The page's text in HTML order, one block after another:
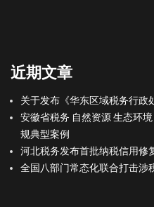
近期文章
关于发布《华东区域税务行政
安徽省税务 自然资源 生态环
规典型案例
河北税务发布首批纳税信用修
全国八部门常态化联合打击涉